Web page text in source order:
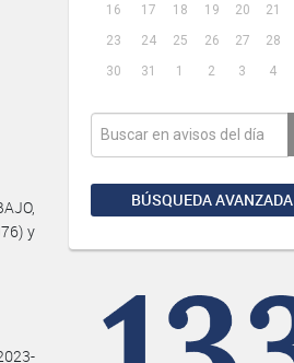
16
17 18 19 20 21
23
24 25 26 27 28
30
31 1 2 3 4
BÚSQUEDA AVANZADA
y